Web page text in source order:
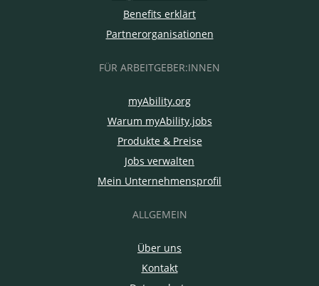
Benefits erklärt
Partnerorganisationen
FÜR ARBEITGEBER:INNEN
myAbility.org
Warum myAbility.jobs
Produkte & Preise
Jobs verwalten
Mein Unternehmensprofil
ALLGEMEIN
Über uns
Kontakt